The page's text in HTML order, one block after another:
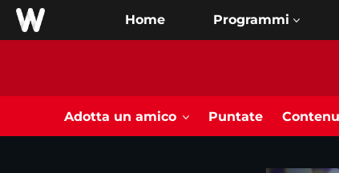
Home
Adotta un amico Puntate